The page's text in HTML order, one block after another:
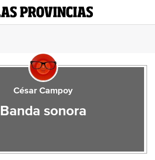
César Campoy
Banda sonora